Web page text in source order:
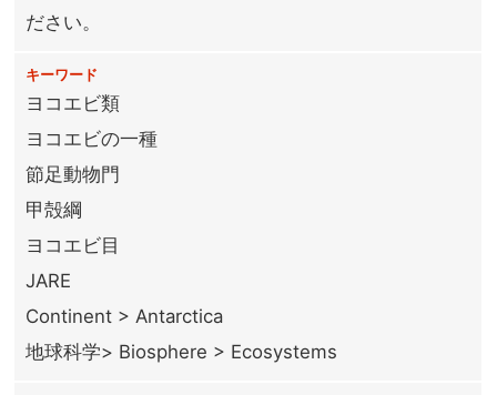
ださい。
キーワード
ヨコエビ類
ヨコエビの一種
節足動物門
甲殻綱
ヨコエビ目
JARE
Continent > Antarctica
地球科学> Biosphere > Ecosystems